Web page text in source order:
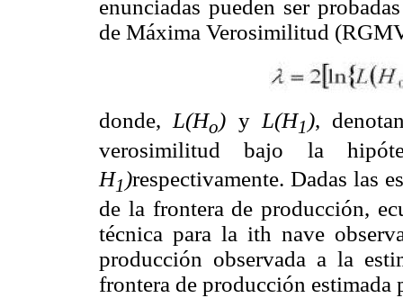
enunciadas pueden ser
de Máxima Verosimilitud
donde, L(Ho) y L(H1),
verosimilitud bajo la
H1)respectivamente. Dadas las
de la frontera de producción,
técnica para la ith nave
producción observada a la
frontera de producción estimada